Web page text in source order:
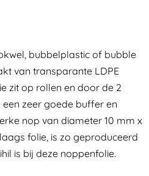
bubbelplastic of bubble
van transparante LDPE
zit op rollen en door de 2
zeer goede buffer en
nop van diameter 10 mm x
folie, is zo geproduceerd
is bij deze noppenfolie.